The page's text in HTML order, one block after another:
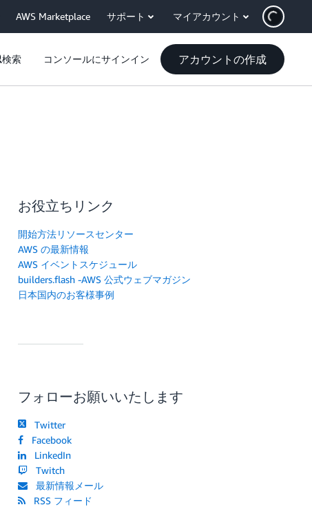
AWS Marketplace サポート マイアカウント
検索 コンソールにサインイン アカウントの作成
お役立ちリンク
開始方法リソースセンター
AWS の最新情報
AWS イベントスケジュール
builders.flash -AWS 公式ウェブマガジン
日本国内のお客様事例
フォローお願いいたします
Twitter
Facebook
LinkedIn
Twitch
最新情報メール
RSS フィード